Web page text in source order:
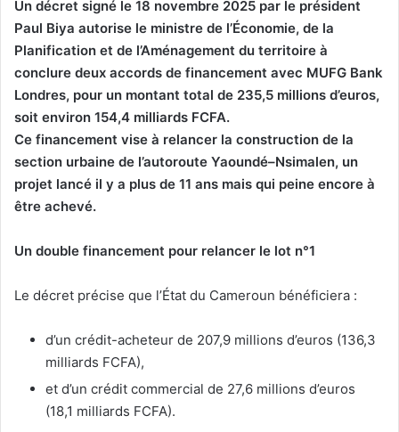
Un décret signé le 18 novembre 2025 par le président
Paul Biya autorise le ministre de l’Économie, de la
Planification et de l’Aménagement du territoire à
conclure deux accords de financement avec MUFG Bank
Londres, pour un montant total de 235,5 millions d’euros,
soit environ 154,4 milliards FCFA.
Ce financement vise à relancer la construction de la
section urbaine de l’autoroute Yaoundé–Nsimalen, un
projet lancé il y a plus de 11 ans mais qui peine encore à
être achevé.
Un double financement pour relancer le lot n°1
Le décret précise que l’État du Cameroun bénéficiera :
d’un crédit-acheteur de 207,9 millions d’euros (136,3
milliards FCFA),
et d’un crédit commercial de 27,6 millions d’euros
(18,1 milliards FCFA).